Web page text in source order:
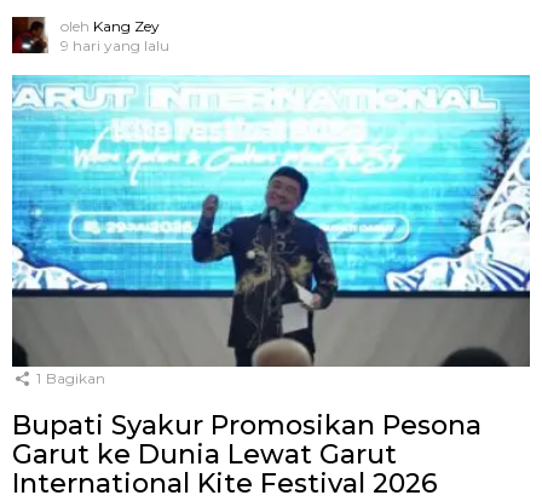
oleh Kang Zey
9 hari yang lalu
1 Bagikan
Bupati Syakur Promosikan Pesona
Garut ke Dunia Lewat Garut
International Kite Festival 2026